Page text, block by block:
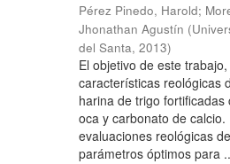
Pérez Pinedo, Harold;
Jhonathan Agustín (
del Santa, 2013)
El objetivo de este
características reológicas
harina de trigo fortificadas
oca y carbonato de calcio.
evaluaciones reológicas
parámetros óptimos para